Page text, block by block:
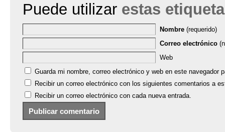
Puede utilizar estas
Nombre (requerido)
Correo electrónico
Web
Guarda mi nombre, correo electrónico y web en este navegador
Recibir un correo electrónico con los siguientes comentarios a
Recibir un correo electrónico con cada nueva entrada.